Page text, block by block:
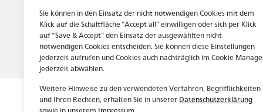
Sie können in den Einsatz der nicht notwendigen Cookies mit dem
Klick auf die Schaltfläche “Accept all” einwilligen oder sich per Klick
auf “Save & Accept” den Einsatz der ausgewählten nicht
notwendigen Cookies entscheiden. Sie können diese Einstellungen
jederzeit aufrufen und Cookies auch nachträglich im Cookie
jederzeit abwählen.
Weitere Hinweise zu den verwendeten Verfahren, Begrifflichkeiten
und Ihren Rechten, erhalten Sie in unsererDatenschutzerklärung